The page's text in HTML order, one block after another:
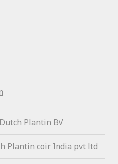
Plantin BV
Plantin coir India pvt ltd